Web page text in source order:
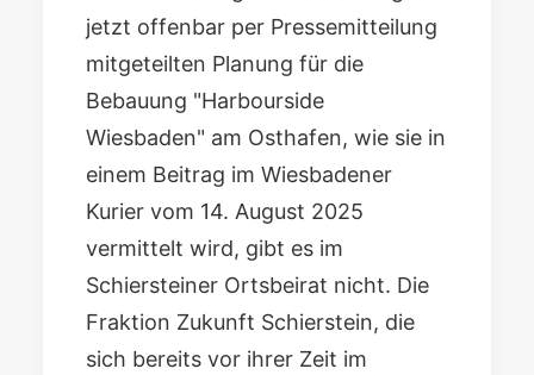
jetzt offenbar per Pressemitteilung
mitgeteilten Planung für die
Bebauung "Harbourside
Wiesbaden" am Osthafen, wie sie in
einem Beitrag im Wiesbadener
Kurier vom 14. August 2025
vermittelt wird, gibt es im
Schiersteiner Ortsbeirat nicht. Die
Fraktion Zukunft Schierstein, die
sich bereits vor ihrer Zeit im